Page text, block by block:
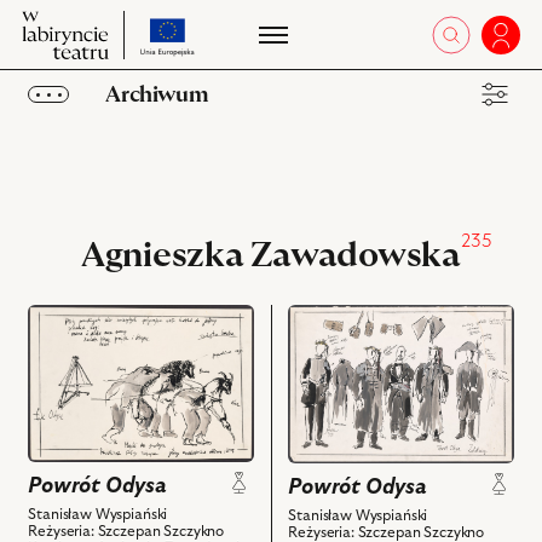
W
W
labiryncie
teatru
przejdź
do
o
otworz
Archiwum
Ulubione
Agnieszka Zawadowska235
przejdź
obiektu
Powrót
Odysa,
Projekt:
kostium
maski
Powrót Odysa
Stanisław Wyspiański
Reżyseria: Szczepan Szczykno
przejdź
obiektu
Powrót
Odysa,
Projekt:
kostium
Zalotnicy
Powrót Odysa
Stanisław Wyspiański
Reżyseria: Szczepan Szczykno